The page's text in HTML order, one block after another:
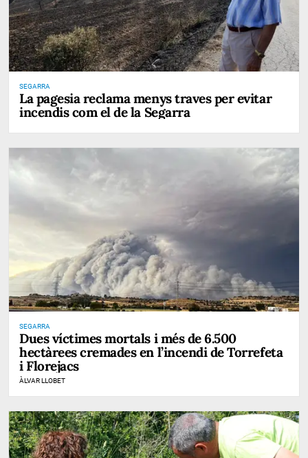
SEGARRA
La pagesia reclama menys traves per evitar
incendis com el de la Segarra
SEGARRA
Dues víctimes mortals i més de 6.500
hectàrees cremades en l’incendi de Torrefeta
i Florejacs
ÀLVAR LLOBET